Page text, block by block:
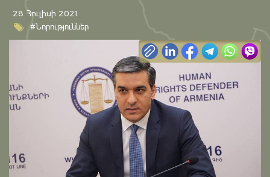
28 Հուլիսի 2021
#Նորություններ